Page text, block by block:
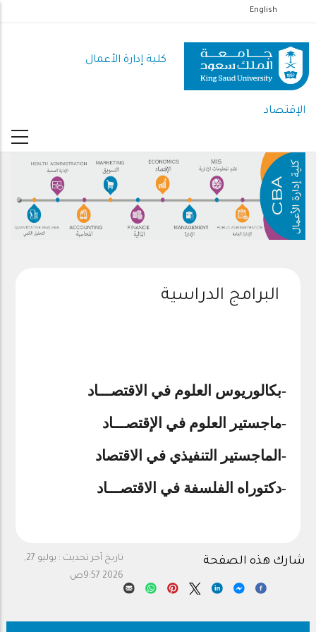
إلى
المحتوى
الرئيسي
English
كلية إدارة الأعمال
الإقتصاد
البرامج الدراسية
-بكالوريوس العلوم في الاقتصـــاد
-ماجستير العلوم في الإقتصـــاد
- الماجستير التنفيذي في الاقتصاد
-دكتوراه الفلسفة في الاقتصـــاد
تاريخ آخر تحديث :
يوليو 27,
2026 9:57ص
شارك هذه الصفحة